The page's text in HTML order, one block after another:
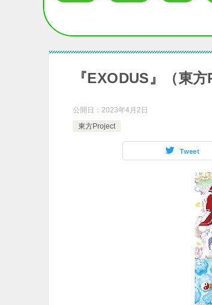
『EXODUS』（東
公開日： 2023年4月2日
東方Project
Tweet